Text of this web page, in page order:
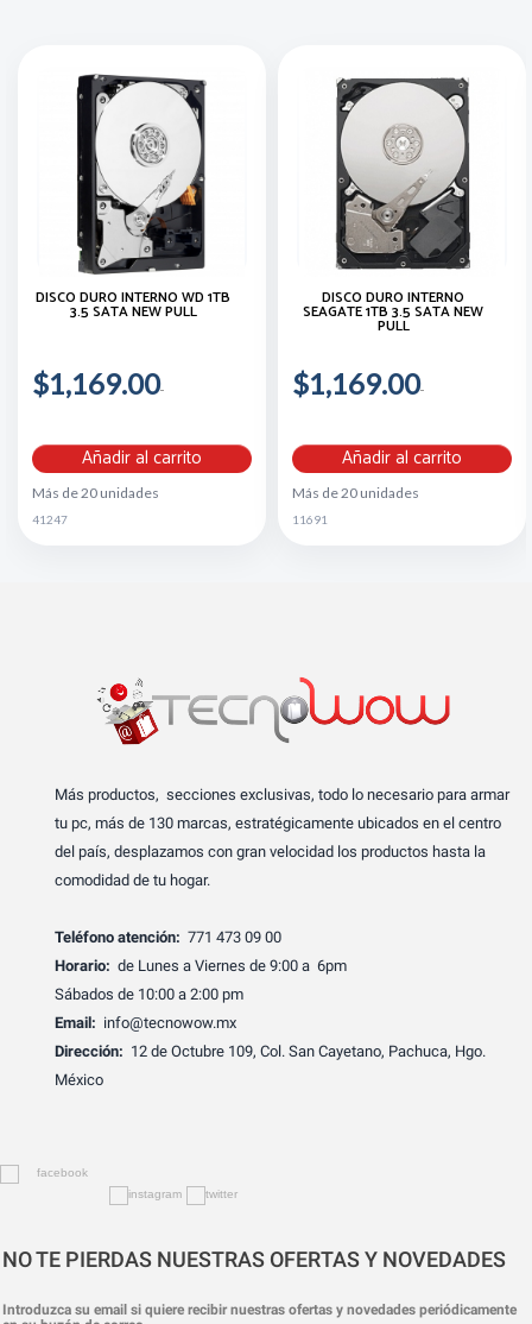
DISCO DURO INTERNO WD 1TB
3.5 SATA NEW PULL
$1,169.00
Añadir al carrito
Más de 20 unidades
41247
DISCO DURO INTERNO
SEAGATE 1TB 3.5 SATA NEW
PULL
$1,169.00
Añadir al carrito
Más de 20 unidades
11691
Más productos, secciones exclusivas, todo lo necesario para armar
tu pc, más de 130 marcas, estratégicamente ubicados en el centro
del país, desplazamos con gran velocidad los productos hasta la
comodidad de tu hogar.
Teléfono atención: 771 473 09 00
Horario: de Lunes a Viernes de 9:00 a 6pm
Sábados de 10:00 a 2:00 pm
Email: info@tecnowow.mx
Dirección: 12 de Octubre 109, Col. San Cayetano, Pachuca, Hgo.
México
NO TE PIERDAS NUESTRAS OFERTAS Y NOVEDADES
Introduzca su email si quiere recibir nuestras ofertas y novedades periódicamente